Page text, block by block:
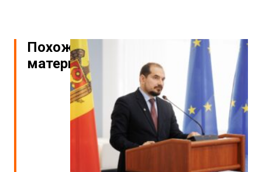
Похожие
материалы